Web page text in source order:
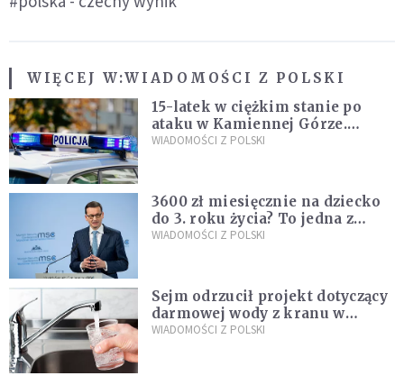
WIĘCEJ W:WIADOMOŚCI Z POLSKI
15-latek w ciężkim stanie po
ataku w Kamiennej Górze.
Policja zatrzymała dwóch
WIADOMOŚCI Z POLSKI
3600 zł miesięcznie na dziecko
do 3. roku życia? To jedna z
propozycji programu "Rozwój
WIADOMOŚCI Z POLSKI
Sejm odrzucił projekt dotyczący
darmowej wody z kranu w
restauracjach
WIADOMOŚCI Z POLSKI